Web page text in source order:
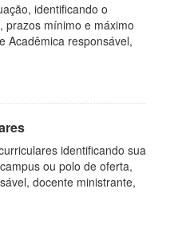
identificando o
prazos mínimo e máximo
Acadêmica responsável,
identificando sua
ou polo de oferta,
docente ministrante,